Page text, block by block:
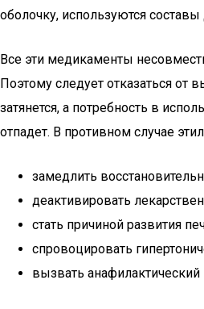
оболочку, используются составы
Все эти медикаменты
Поэтому следует отказаться от
затянется, а потребность в
отпадет. В противном случае
замедлить
деактивировать
стать причиной развития
спровоцировать
вызвать